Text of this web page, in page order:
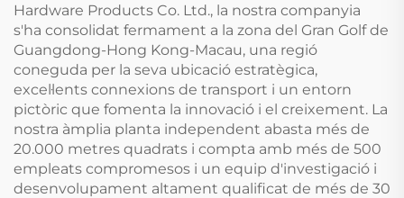
Hardware Products Co. Ltd., la nostra companyia
s'ha consolidat fermament a la zona del Gran Golf de
Guangdong-Hong Kong-Macau, una regió
coneguda per la seva ubicació estratègica,
excel·lents connexions de transport i un entorn
pictòric que fomenta la innovació i el creixement. La
nostra àmplia planta independent abasta més de
20.000 metres quadrats i compta amb més de 500
empleats compromesos i un equip d'investigació i
desenvolupament altament qualificat de més de 30